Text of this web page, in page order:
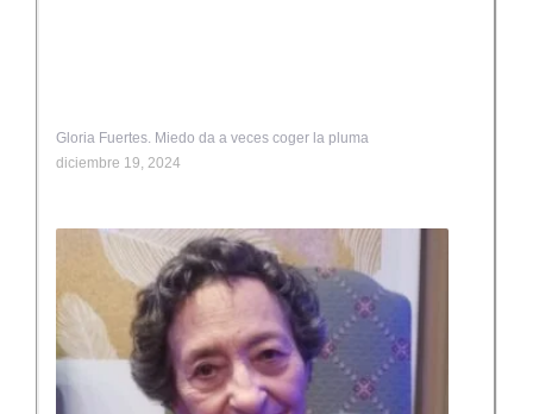
Gloria Fuertes. Miedo da a veces coger la pluma
diciembre 19, 2024